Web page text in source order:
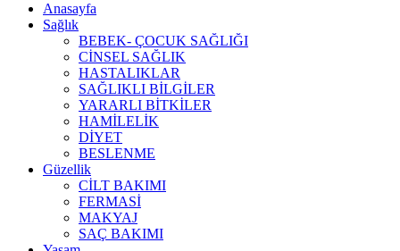
Anasayfa
Sağlık
BEBEK- ÇOCUK SAĞLIĞI
CİNSEL SAĞLIK
HASTALIKLAR
SAĞLIKLI BİLGİLER
YARARLI BİTKİLER
HAMİLELİK
DİYET
BESLENME
Güzellik
CİLT BAKIMI
FERMASİ
MAKYAJ
SAÇ BAKIMI